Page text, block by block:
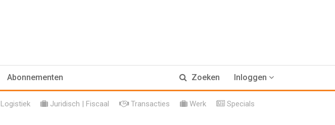
Abonnementen Zoeken Inloggen
Logistiek Juridisch | Fiscaal Transacties Werk Specials
17 september 2026
Voormalig
politiebureau